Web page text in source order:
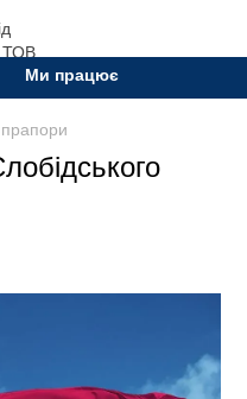
Ми працюємо. Все буде
прапори